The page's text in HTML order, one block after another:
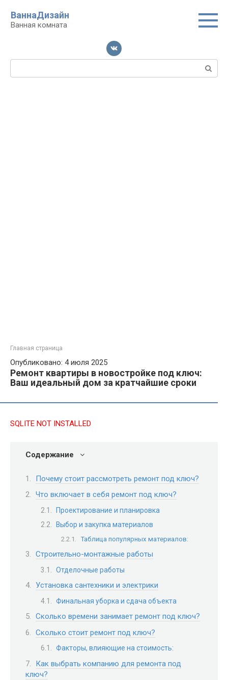
контенту
ВаннаДизайн
Ванная комната
Поиск:
Главная страница
Опубликовано: 4 июля 2025
Ремонт квартиры в новостройке под ключ:
Ваш идеальный дом за кратчайшие сроки
SQLITE NOT INSTALLED
Содержание
Почему стоит рассмотреть ремонт под ключ?
Что включает в себя ремонт под ключ?
Проектирование и планировка
Выбор и закупка материалов
Таблица популярных материалов:
Строительно-монтажные работы
Отделочные работы
Установка сантехники и электрики
Финальная уборка и сдача объекта
Сколько времени занимает ремонт под ключ?
Сколько стоит ремонт под ключ?
Факторы, влияющие на стоимость:
Как выбрать компанию для ремонта под
ключ?